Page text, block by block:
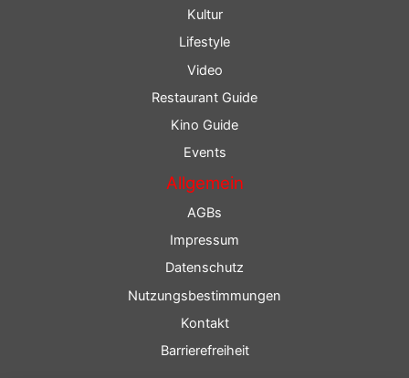
Kultur
Lifestyle
Video
Restaurant Guide
Kino Guide
Events
Allgemein
AGBs
Impressum
Datenschutz
Nutzungsbestimmungen
Kontakt
Barrierefreiheit